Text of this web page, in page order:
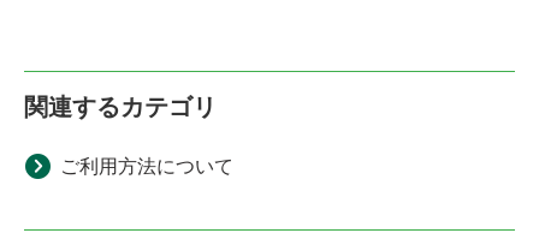
関連するカテゴリ
ご利用方法について